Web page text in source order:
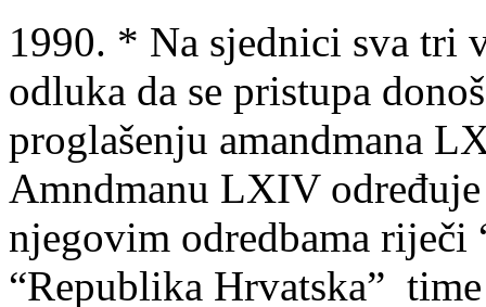
1990. * Na sjednici sva tri
odluka da se pristupa
proglašenju amandmana
Amndmanu LXIV
njegovim odredbama
“Republika Hrvatska”